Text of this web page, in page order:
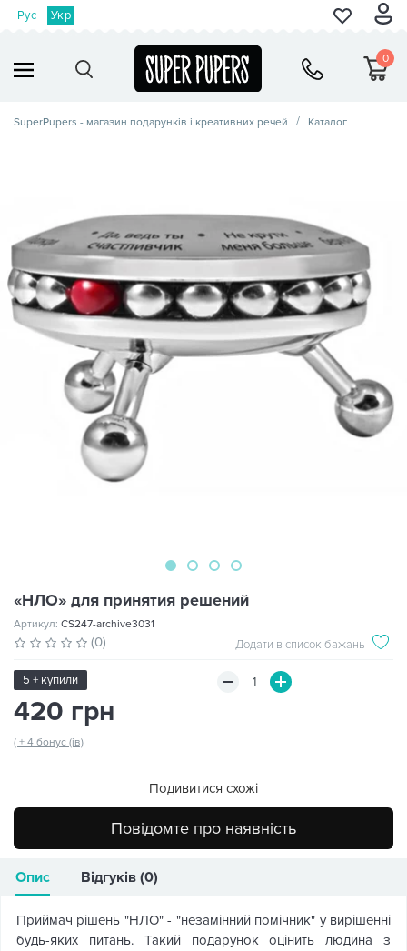
Рус Укр
0
SuperPupers - магазин подарунків і креативних речей Каталог
«НЛО» для принятия решений
Артикул: CS247-archive3031
(0) Додати в список бажань
5 + купили
420 грн
( + 4 бонус (ів)
Подивитися схожі
Повідомте про наявність
Опис Відгуків (0)
Приймач рішень "НЛО" - "незамінний помічник" у вирішенні
будь-яких питань. Такий подарунок оцінить людина з